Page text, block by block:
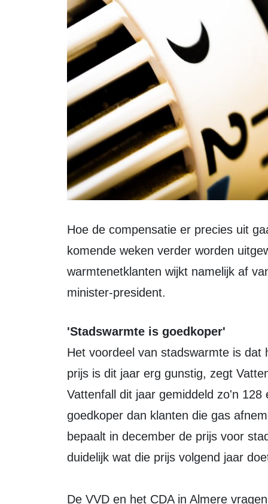
Hoe de compensatie er precies uit gaat zien, is nog niet duidelijk. Dat moet de
komende weken verder worden
warmtenetklanten wijkt namelijk af
minister-president.
'Stadswarmte is goedkoper'
Het voordeel van stadswarmte is
prijs is dit jaar erg gunstig, zegt
Vattenfall dit jaar gemiddeld zo'n
goedkoper dan klanten die gas
bepaalt in december de prijs voor
duidelijk wat die prijs volgend jaar
De VVD en het CDA in Almere